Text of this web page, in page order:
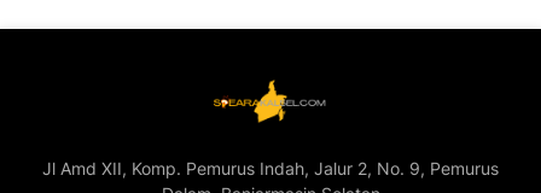
Jl Amd XII, Komp. Pemurus Indah, Jalur 2, No. 9, Pemurus